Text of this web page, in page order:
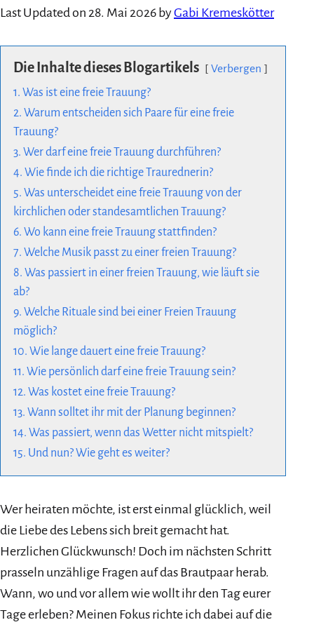
Last Updated on 28. Mai 2026 byGabi Kremeskötter
Die Inhalte dieses Blogartikels
Verbergen
1. Was ist eine freie Trauung?
2. Warum entscheiden sich Paare für eine freie
Trauung?
3. Wer darf eine freie Trauung durchführen?
4. Wie finde ich die richtige Traurednerin?
5. Was unterscheidet eine freie Trauung von der
kirchlichen oder standesamtlichen Trauung?
6. Wo kann eine freie Trauung stattfinden?
7. Welche Musik passt zu einer freien Trauung?
8. Was passiert in einer freien Trauung, wie läuft sie
ab?
9. Welche Rituale sind bei einer Freien Trauung
möglich?
10. Wie lange dauert eine freie Trauung?
11. Wie persönlich darf eine freie Trauung sein?
12. Was kostet eine freie Trauung?
13. Wann solltet ihr mit der Planung beginnen?
14. Was passiert, wenn das Wetter nicht mitspielt?
15. Und nun? Wie geht es weiter?
Wer heiraten möchte, ist erst einmal glücklich, weil
die Liebe des Lebens sich breit gemacht hat.
Herzlichen Glückwunsch! Doch im nächsten Schritt
prasseln unzählige Fragen auf das Brautpaar herab.
Wann, wo und vor allem wie wollt ihr den Tag eurer
Tage erleben? Meinen Fokus richte ich dabei auf die